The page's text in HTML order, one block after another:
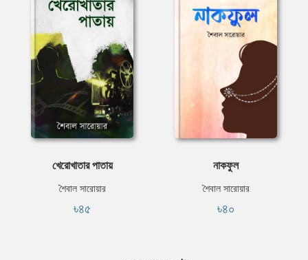
খেরোখাতার পাতায়
শৈবাল সারোয়ার
৳৪৫
নাকফুল
শৈবাল সারোয়ার
৳৪০